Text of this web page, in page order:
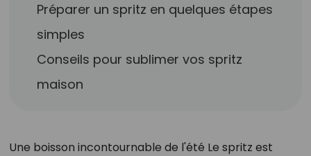
Préparer un spritz en quelques étapes
simples
Conseils pour sublimer vos spritz
maison
Une boisson incontournable de l'été Le spritz est